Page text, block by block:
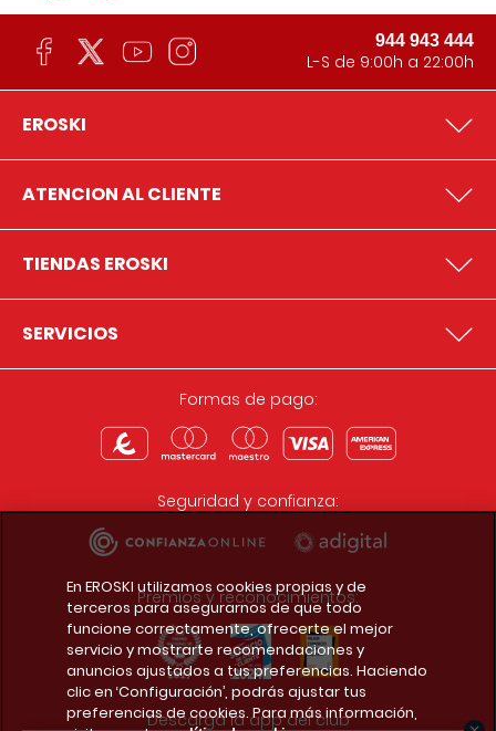
944 943 444
L-S de 9:00h a 22:00h
EROSKI
ATENCION AL CLIENTE
TIENDAS EROSKI
SERVICIOS
Formas de pago:
Seguridad y confianza:
Premios y reconocimientos:
Descarga la app del club
En EROSKI utilizamos cookies propias y de
terceros para asegurarnos de que todo
funcione correctamente, ofrecerte el mejor
servicio y mostrarte recomendaciones y
anuncios ajustados a tus preferencias. Haciendo
clic en ‘Configuración’, podrás ajustar tus
preferencias de cookies. Para más información,